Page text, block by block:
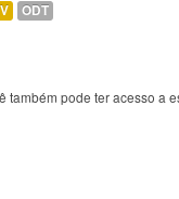
ODT
também pode ter acesso a